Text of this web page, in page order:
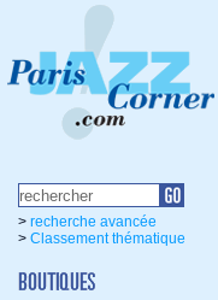
> recherche avancée
> Classement thématique